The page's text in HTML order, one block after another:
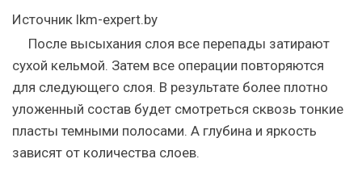
Источник lkm-expert.by
После высыхания слоя все перепады затирают
сухой кельмой. Затем все операции повторяются
для следующего слоя. В результате более плотно
уложенный состав будет смотреться сквозь тонкие
пласты темными полосами. А глубина и яркость
зависят от количества слоев.